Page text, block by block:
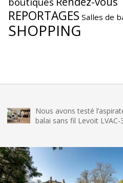
REPORTAGES Salles de
SHOPPING
Nous avons testé l’aspirateur
balai sans fil Levoit LVAC-300